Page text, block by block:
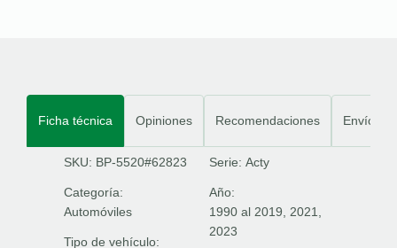
Ficha técnica Opiniones Recomendaciones Envíos
SKU: BP-5520#62823
Categoría:
Automóviles
Tipo de vehículo:
Serie: Acty
Año:
1990 al 2019, 2021,
2023